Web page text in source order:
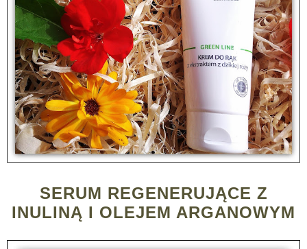
SERUM REGENERUJĄCE Z
INULINĄ I OLEJEM ARGANOWYM